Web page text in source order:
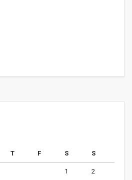
T F S S
1 2